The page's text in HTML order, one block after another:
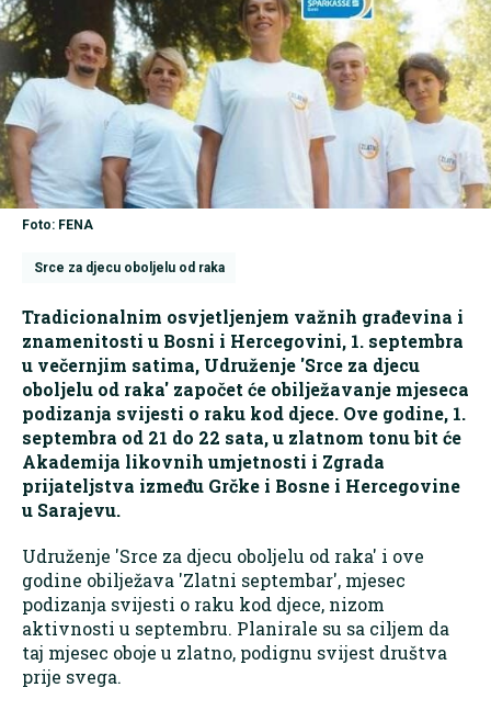
Foto: FENA
Srce za djecu oboljelu od raka
Tradicionalnim osvjetljenjem važnih građevina i
znamenitosti u Bosni i Hercegovini, 1. septembra
u večernjim satima, Udruženje 'Srce za djecu
oboljelu od raka' započet će obilježavanje mjeseca
podizanja svijesti o raku kod djece. Ove godine, 1.
septembra od 21 do 22 sata, u zlatnom tonu bit će
Akademija likovnih umjetnosti i Zgrada
prijateljstva između Grčke i Bosne i Hercegovine
u Sarajevu.
Udruženje 'Srce za djecu oboljelu od raka' i ove
godine obilježava 'Zlatni septembar', mjesec
podizanja svijesti o raku kod djece, nizom
aktivnosti u septembru. Planirale su sa ciljem da
taj mjesec oboje u zlatno, podignu svijest društva
prije svega.